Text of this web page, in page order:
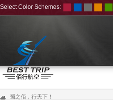
Select Color Schemes:
蜀之佰，行天下！